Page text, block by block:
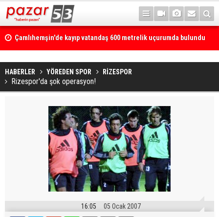
Çamlıhemşin'de kayıp vatandaş 600 metrelik uçurumda bulundu
HABERLER YÖREDEN SPOR RİZESPOR
Rizespor'da şok operasyon!
16:05 05 Ocak 2007